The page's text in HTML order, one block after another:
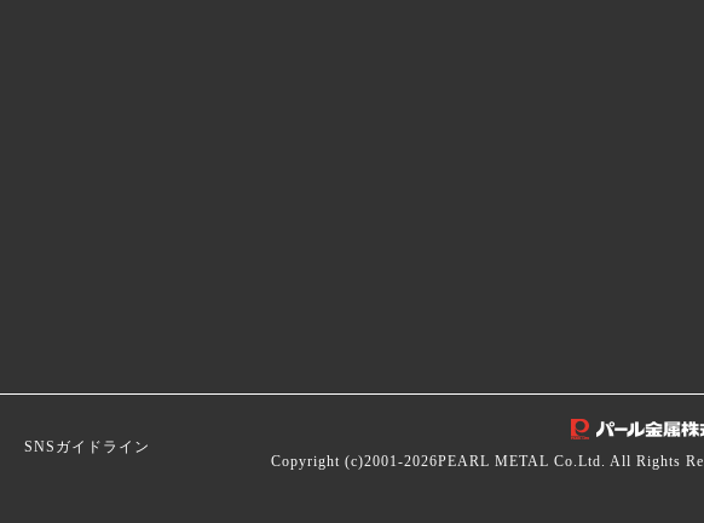
SNSガイドライン
Copyright (c)2001-2026PEARL METAL Co.Ltd. All Rights